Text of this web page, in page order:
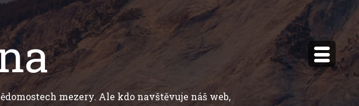
mezery. Ale kdo navštěvuje náš web,